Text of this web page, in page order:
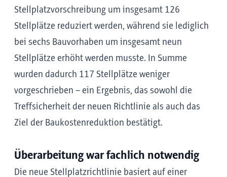
Stellplatzvorschreibung um insgesamt 126
Stellplätze reduziert werden, während sie lediglich
bei sechs Bauvorhaben um insgesamt neun
Stellplätze erhöht werden musste. In Summe
wurden dadurch 117 Stellplätze weniger
vorgeschrieben – ein Ergebnis, das sowohl die
Treffsicherheit der neuen Richtlinie als auch das
Ziel der Baukostenreduktion bestätigt.
Überarbeitung war fachlich notwendig
Die neue Stellplatzrichtlinie basiert auf einer